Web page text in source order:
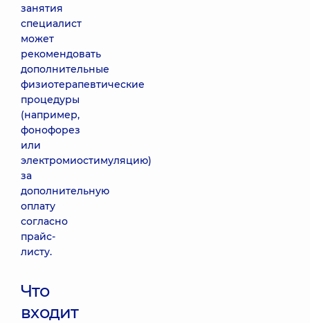
занятия
специалист
может
рекомендовать
дополнительные
физиотерапевтические
процедуры
(например,
фонофорез
или
электромиостимуляцию)
за
дополнительную
оплату
согласно
прайс-
листу.
Что
входит